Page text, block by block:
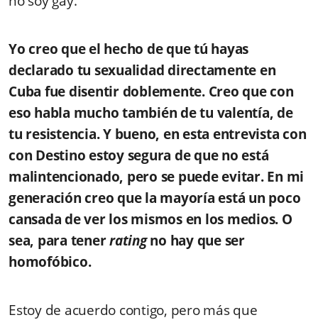
Yo creo que el hecho de que tú hayas
declarado tu sexualidad directamente en
Cuba fue disentir doblemente. Creo que con
eso habla mucho también de tu valentía, de
tu resistencia. Y bueno, en esta entrevista con
con Destino estoy segura de que no está
malintencionado, pero se puede evitar. En mi
generación creo que la mayoría está un poco
cansada de ver los mismos en los medios. O
sea, para tenerratingno hay que ser
homofóbico.
Estoy de acuerdo contigo, pero más que